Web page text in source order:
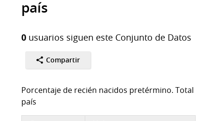
país
0 usuarios siguen este Conjunto de Datos
Compartir
Porcentaje de recién nacidos pretérmino. Total
país